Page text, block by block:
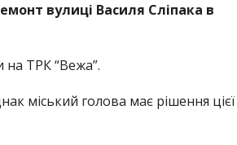
вулиці Василя Сліпака в
на ТРК “Вежа”.
міський голова має рішення цієї